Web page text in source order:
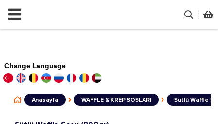
Change Language
Anasayfa WAFFLE & KREP SOSLARI Sütlü Waffle